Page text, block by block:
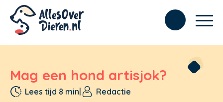
Mag een hond artisjok?
Lees tijd 8 min| Redactie